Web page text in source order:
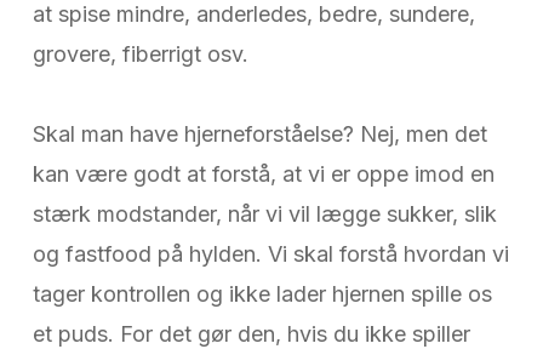
at spise mindre, anderledes, bedre, sundere,
grovere, fiberrigt osv.
Skal man have hjerneforståelse? Nej, men det
kan være godt at forstå, at vi er oppe imod en
stærk modstander, når vi vil lægge sukker, slik
og fastfood på hylden. Vi skal forstå hvordan vi
tager kontrollen og ikke lader hjernen spille os
et puds. For det gør den, hvis du ikke spiller